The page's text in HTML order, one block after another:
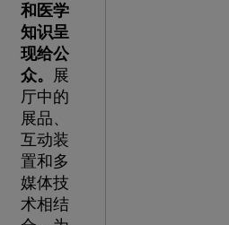
和医学
知识呈
现给公
众。
展
厅中的
展品、
互动装
置和多
媒体技
术相结